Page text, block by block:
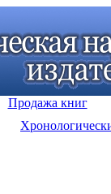
Продажа книг